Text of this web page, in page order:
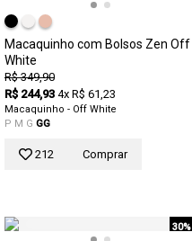
Macaquinho com Bolsos Zen Off
White
R$ 349,90
R$ 244,93 4x R$ 61,23
Macaquinho - Off White
P M G GG
212 Comprar
30%